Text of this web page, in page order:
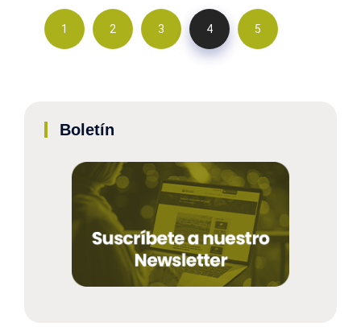
1 2 3 4 5
Boletín